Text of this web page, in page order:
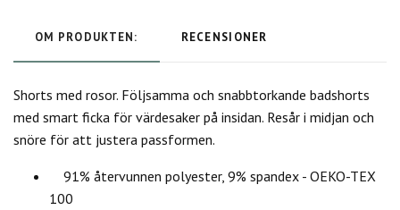
OM PRODUKTEN: RECENSIONER
Shorts med rosor. Följsamma och snabbtorkande badshorts
med smart ficka för värdesaker på insidan. Resår i midjan och
snöre för att justera passformen.
91% återvunnen polyester, 9% spandex - OEKO-TEX
100